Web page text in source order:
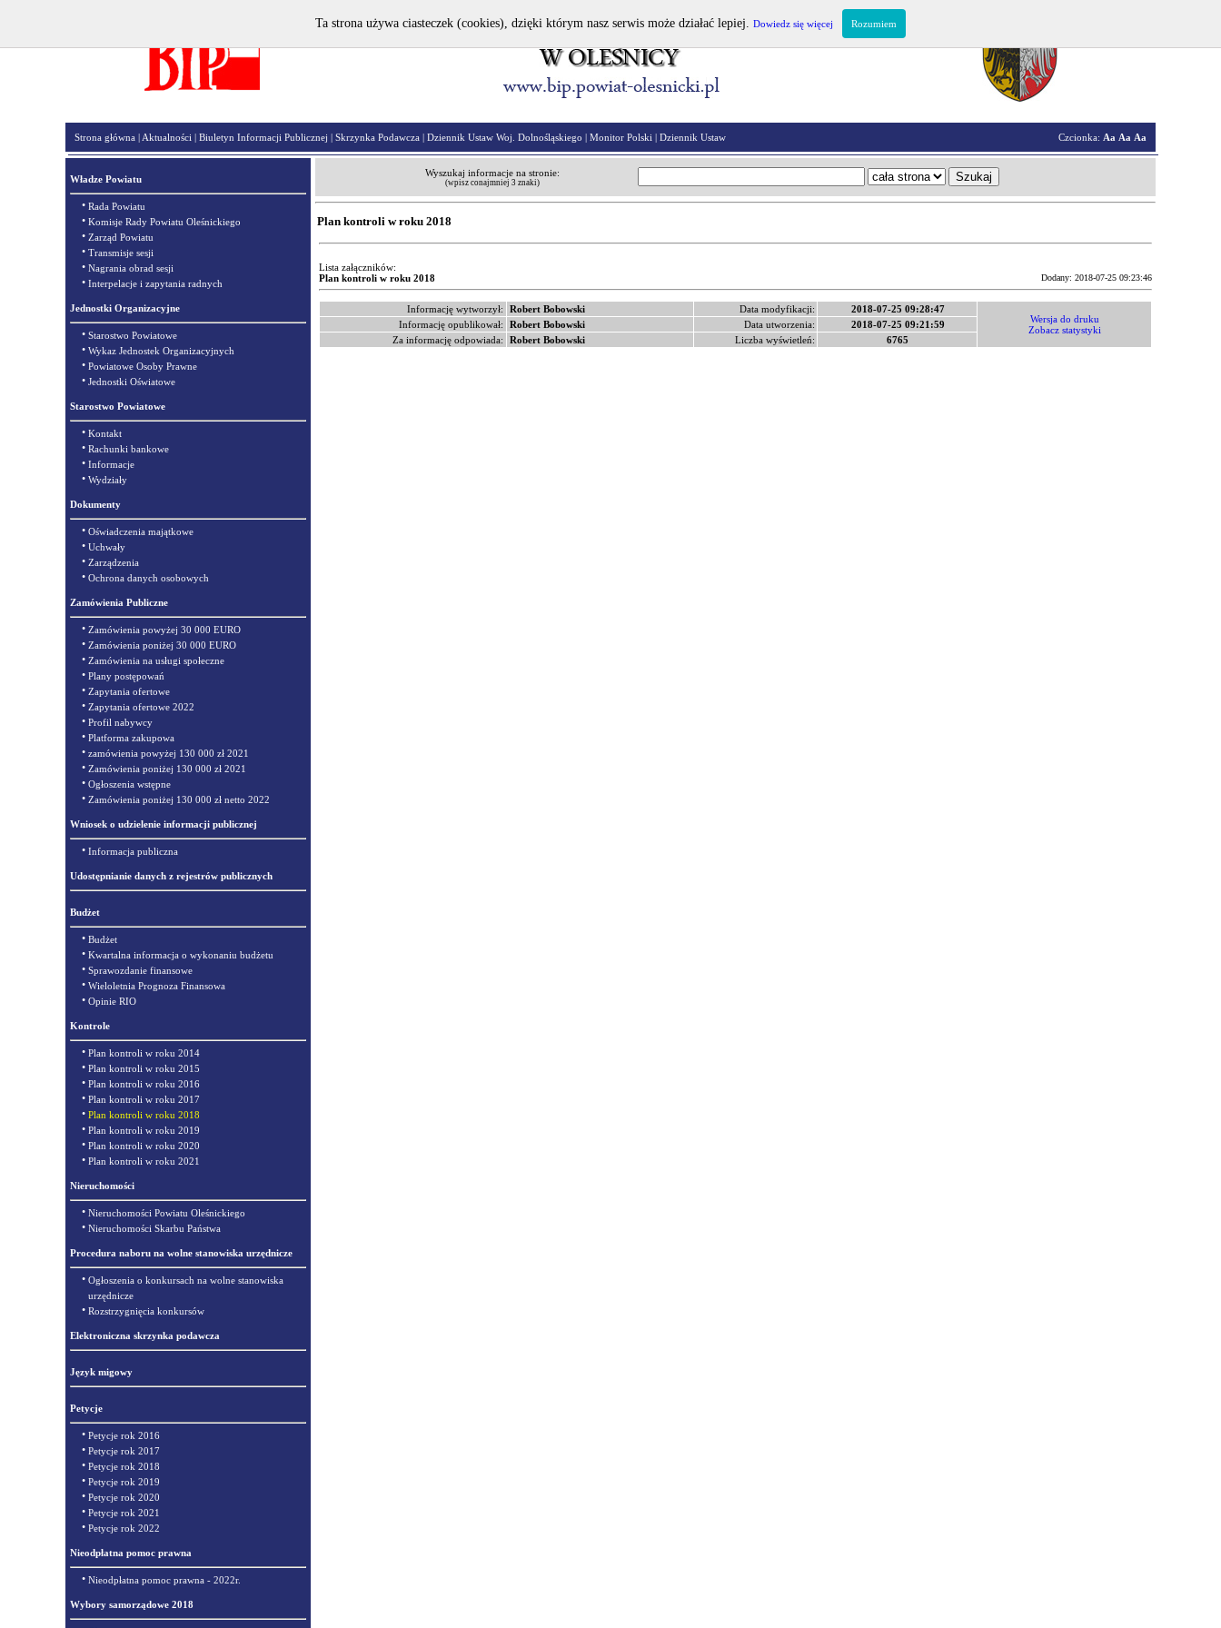
Strona główna | Aktualności | Biuletyn Informacji Publicznej | Skrzynka Podawcza | Dziennik Ustaw Woj. Dolnośląskiego | Monitor Polski | Dziennik Ustaw Czcionka: Aa Aa Aa
Władze Powiatu
• Rada Powiatu
• Komisje Rady Powiatu Oleśnickiego
• Zarząd Powiatu
• Transmisje sesji
• Nagrania obrad sesji
• Interpelacje i zapytania radnych
Jednostki Organizacyjne
• Starostwo Powiatowe
• Wykaz Jednostek Organizacyjnych
• Powiatowe Osoby Prawne
• Jednostki Oświatowe
Starostwo Powiatowe
• Kontakt
• Rachunki bankowe
• Informacje
• Wydziały
Dokumenty
• Oświadczenia majątkowe
• Uchwały
• Zarządzenia
• Ochrona danych osobowych
Zamówienia Publiczne
• Zamówienia powyżej 30 000 EURO
• Zamówienia poniżej 30 000 EURO
• Zamówienia na usługi społeczne
• Plany postępowań
• Zapytania ofertowe
• Zapytania ofertowe 2022
• Profil nabywcy
• Platforma zakupowa
• zamówienia powyżej 130 000 zł 2021
• Zamówienia poniżej 130 000 zł 2021
• Ogłoszenia wstępne
• Zamówienia poniżej 130 000 zł netto 2022
Wniosek o udzielenie informacji publicznej
• Informacja publiczna
Udostępnianie danych z rejestrów publicznych
Budżet
• Budżet
• Kwartalna informacja o wykonaniu budżetu
• Sprawozdanie finansowe
• Wieloletnia Prognoza Finansowa
• Opinie RIO
Kontrole
• Plan kontroli w roku 2014
• Plan kontroli w roku 2015
• Plan kontroli w roku 2016
• Plan kontroli w roku 2017
• Plan kontroli w roku 2018
• Plan kontroli w roku 2019
• Plan kontroli w roku 2020
• Plan kontroli w roku 2021
Nieruchomości
• Nieruchomości Powiatu Oleśnickiego
• Nieruchomości Skarbu Państwa
Procedura naboru na wolne stanowiska urzędnicze
• Ogłoszenia o konkursach na wolne stanowiska
urzędnicze
• Rozstrzygnięcia konkursów
Elektroniczna skrzynka podawcza
Język migowy
Petycje
• Petycje rok 2016
• Petycje rok 2017
• Petycje rok 2018
• Petycje rok 2019
• Petycje rok 2020
• Petycje rok 2021
• Petycje rok 2022
Nieodpłatna pomoc prawna
• Nieodpłatna pomoc prawna - 2022r.
Wybory samorządowe 2018
Wyszukaj informacje na stronie:
(wpisz conajmniej 3 znaki)
Plan kontroli w roku 2018
Lista załączników:
Plan kontroli w roku 2018
Dodany: 2018-07-25 09:23:46
Informację wytworzył: Robert Bobowski Data modyfikacji:
2018-07-25 09:28:47
Wersja do druku
Zobacz statystyki
Informację opublikował: Robert Bobowski Data utworzenia:
2018-07-25 09:21:59
Za informację odpowiada:
Robert Bobowski Liczba wyświetleń: 6765
Ta strona używa ciasteczek (cookies), dzięki którym nasz serwis może działać lepiej. Dowiedz się więcej Rozumiem